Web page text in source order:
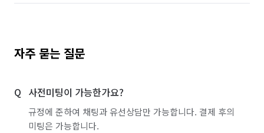
자주 묻는 질문
사전미팅이 가능한가요?
규정에 준하여 채팅과 유선상담만 가능합니다. 결제 후의
미팅은 가능합니다.